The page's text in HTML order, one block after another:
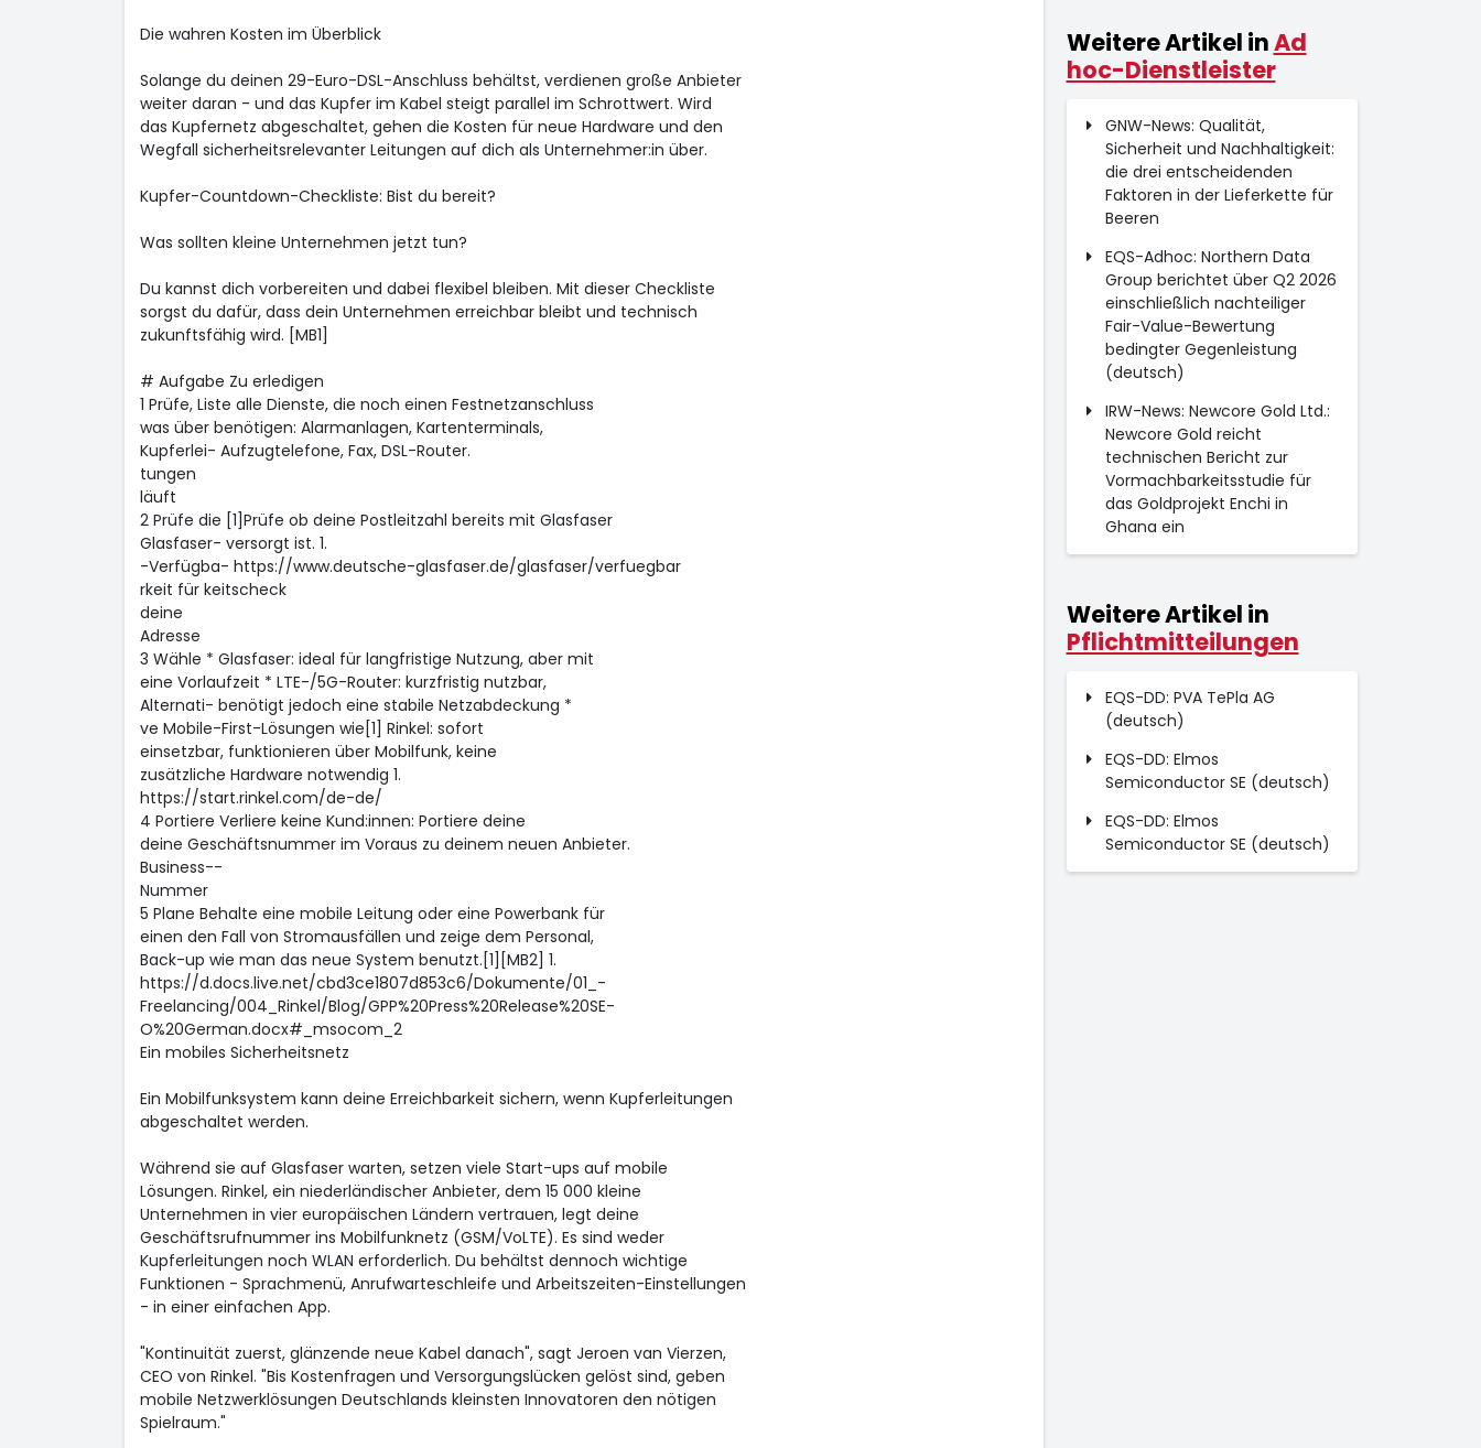
Die wahren Kosten im Überblick
Solange du deinen 29-Euro-DSL-Anschluss behältst, verdienen große Anbieter
weiter daran - und das Kupfer im Kabel steigt parallel im Schrottwert. Wird
das Kupfernetz abgeschaltet, gehen die Kosten für neue Hardware und den
Wegfall sicherheitsrelevanter Leitungen auf dich als Unternehmer:in über.
Kupfer-Countdown-Checkliste: Bist du bereit?
Was sollten kleine Unternehmen jetzt tun?
Du kannst dich vorbereiten und dabei flexibel bleiben. Mit dieser Checkliste
sorgst du dafür, dass dein Unternehmen erreichbar bleibt und technisch
zukunftsfähig wird. [MB1]
# Aufgabe Zu erledigen
1 Prüfe, Liste alle Dienste, die noch einen Festnetzanschluss
was über benötigen: Alarmanlagen, Kartenterminals,
Kupferlei- Aufzugtelefone, Fax, DSL-Router.
tungen
läuft
2 Prüfe die [1]Prüfe ob deine Postleitzahl bereits mit Glasfaser
Glasfaser- versorgt ist. 1.
-Verfügba- https://www.deutsche-glasfaser.de/glasfaser/verfuegbar
rkeit für keitscheck
deine
Adresse
3 Wähle * Glasfaser: ideal für langfristige Nutzung, aber mit
eine Vorlaufzeit * LTE-/5G-Router: kurzfristig nutzbar,
Alternati- benötigt jedoch eine stabile Netzabdeckung *
ve Mobile-First-Lösungen wie[1] Rinkel: sofort
einsetzbar, funktionieren über Mobilfunk, keine
zusätzliche Hardware notwendig 1.
https://start.rinkel.com/de-de/
4 Portiere Verliere keine Kund:innen: Portiere deine
deine Geschäftsnummer im Voraus zu deinem neuen Anbieter.
Business--
Nummer
5 Plane Behalte eine mobile Leitung oder eine Powerbank für
einen den Fall von Stromausfällen und zeige dem Personal,
Back-up wie man das neue System benutzt.[1][MB2] 1.
https://d.docs.live.net/cbd3ce1807d853c6/Dokumente/01_-
Freelancing/004_Rinkel/Blog/GPP%20Press%20Release%20SE-
O%20German.docx#_msocom_2
Ein mobiles Sicherheitsnetz
Ein Mobilfunksystem kann deine Erreichbarkeit sichern, wenn Kupferleitungen
abgeschaltet werden.
Während sie auf Glasfaser warten, setzen viele Start-ups auf mobile
Lösungen. Rinkel, ein niederländischer Anbieter, dem 15 000 kleine
Unternehmen in vier europäischen Ländern vertrauen, legt deine
Geschäftsrufnummer ins Mobilfunknetz (GSM/VoLTE). Es sind weder
Kupferleitungen noch WLAN erforderlich. Du behältst dennoch wichtige
Funktionen - Sprachmenü, Anrufwarteschleife und Arbeitszeiten-Einstellungen
- in einer einfachen App.
"Kontinuität zuerst, glänzende neue Kabel danach", sagt Jeroen van Vierzen,
CEO von Rinkel. "Bis Kostenfragen und Versorgungslücken gelöst sind, geben
mobile Netzwerklösungen Deutschlands kleinsten Innovatoren den nötigen
Spielraum."
Weitere Artikel inAd
hoc-Dienstleister
GNW-News: Qualität,
Sicherheit und Nachhaltigkeit:
die drei entscheidenden
Faktoren in der Lieferkette für
Beeren
EQS-Adhoc: Northern Data
Group berichtet über Q2 2026
einschließlich nachteiliger
Fair-Value-Bewertung
bedingter Gegenleistung
(deutsch)
IRW-News: Newcore Gold Ltd.:
Newcore Gold reicht
technischen Bericht zur
Vormachbarkeitsstudie für
das Goldprojekt Enchi in
Ghana ein
Weitere Artikel in
Pflichtmitteilungen
EQS-DD: PVA TePla AG
(deutsch)
EQS-DD: Elmos
Semiconductor SE (deutsch)
EQS-DD: Elmos
Semiconductor SE (deutsch)